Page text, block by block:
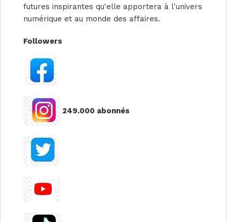
futures inspirantes qu'elle apportera à l'univers
numérique et au monde des affaires.
Followers
249.000 abonnés